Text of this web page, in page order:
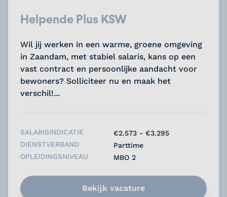
Helpende Plus KSW
Wil jij werken in een warme, groene omgeving
in Zaandam, met stabiel salaris, kans op een
vast contract en persoonlijke aandacht voor
bewoners? Solliciteer nu en maak het
verschil!...
SALARISINDICATIE
€2.573 - €3.295
DIENSTVERBAND
Parttime
OPLEIDINGSNIVEAU
MBO 2
Bekijk vacature